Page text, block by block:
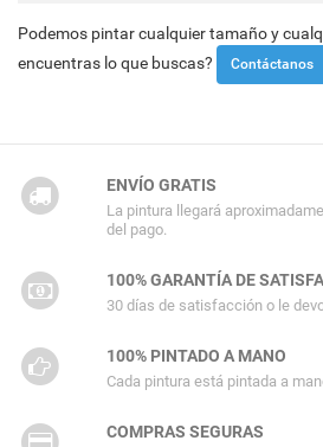
Podemos pintar cualquier tamaño y
encuentras lo que buscas?
Contáctanos
ENVÍO GRATIS
La pintura llegará
del pago.
100% GARANTÍA DE
30 días de satisfacción o le
100% PINTADO A MANO
Cada pintura está pintada a
COMPRAS SEGURAS